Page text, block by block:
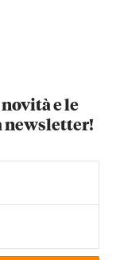
e le
newsletter!